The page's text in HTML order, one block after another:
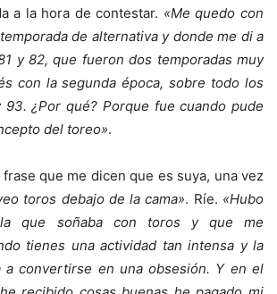
a la hora de contestar. «Me quedo con
de alternativa y donde me di a
y 82, que fueron dos temporadas muy
con la segunda época, sobre todo los
93. ¿Por qué? Porque fue cuando pude
del toreo».
que me dicen que es suya, una vez
toros debajo de la cama». Ríe. «Hubo
que soñaba con toros y que me
tienes una actividad tan intensa y la
a convertirse en una obsesión. Y en el